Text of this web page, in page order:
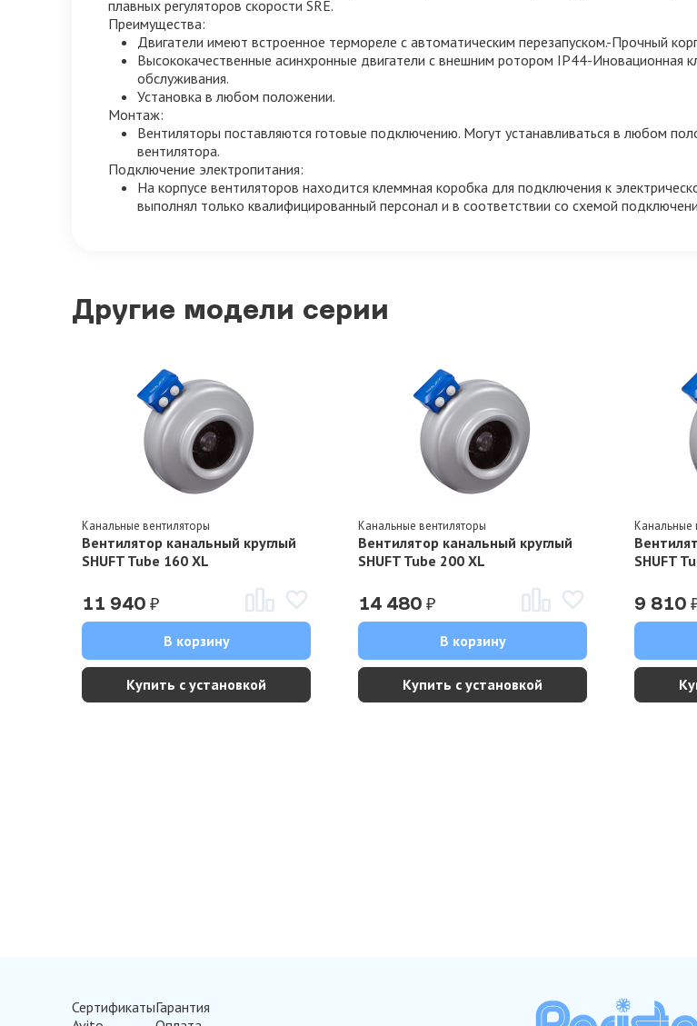
плавных регуляторов скорости SRE.
Преимущества:
Двигатели имеют встроенное термореле с автоматическим перезапуском.-Прочный
Высококачественные асинхронные двигатели с внешним ротором IP44-Иновационная
обслуживания.
Установка в любом положении.
Монтаж:
Вентиляторы поставляются готовые подключению. Могут устанавливаться в любом
вентилятора.
Подключение электропитания:
На корпусе вентиляторов находится клеммная коробка для подключения к
выполнял только квалифицированный персонал и в соответствии со схемой
Другие модели серии
Канальные вентиляторы
Вентилятор канальный круглый
SHUFT Tube 160 XL
11 940₽
В корзину
Купить с установкой
Канальные вентиляторы
Вентилятор канальный круглый
SHUFT Tube 200 XL
14 480₽
В корзину
Купить с установкой
Канальные
SHUFT
9 810
СертификатыГарантия